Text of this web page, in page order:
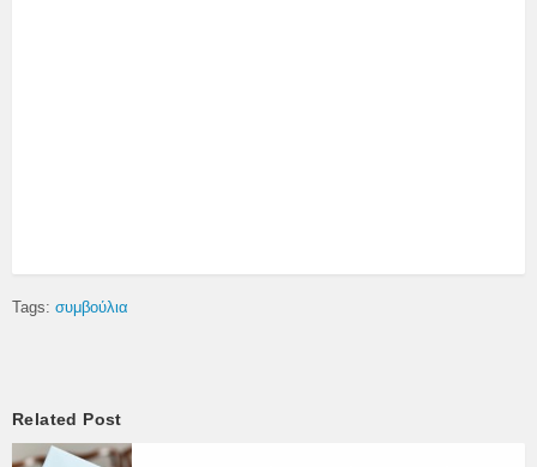
Tags: συμβούλια
Related Post